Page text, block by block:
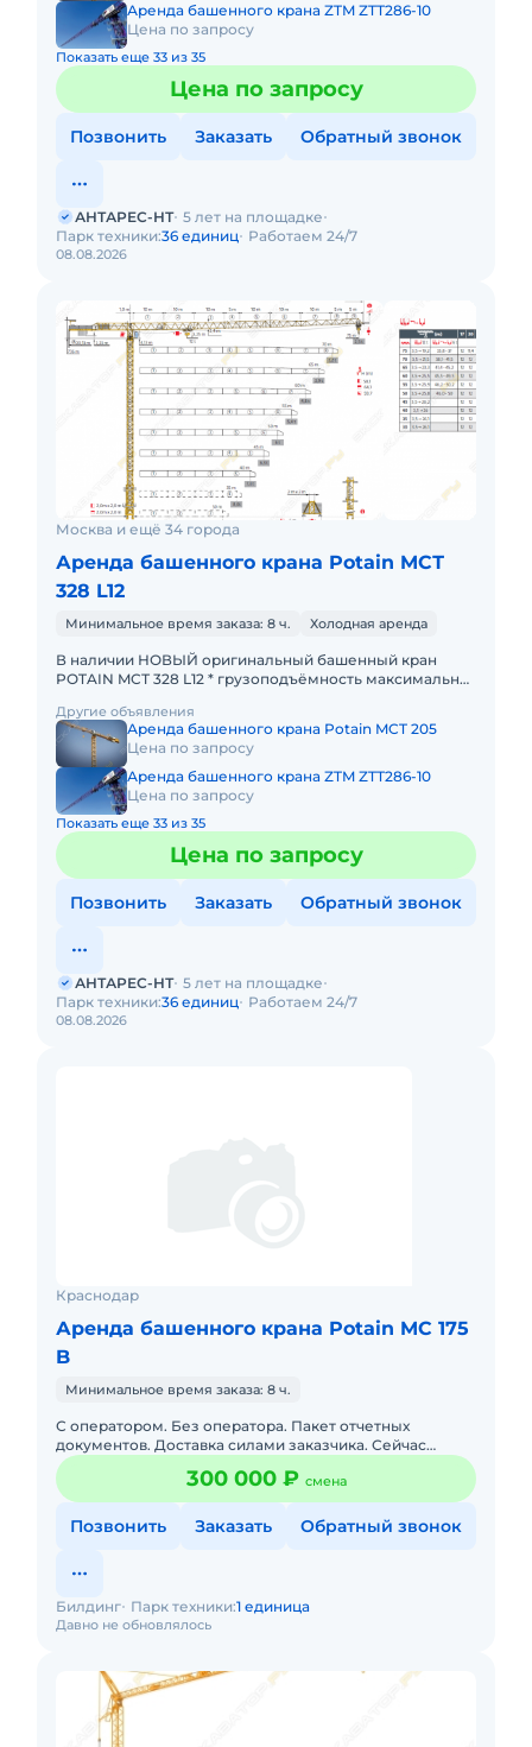
Аренда башенного крана ZTM ZTT286-10
Цена по запросу
Показать еще 33 из 35
Цена по запросу
Позвонить Заказать Обратный звонок
08.08.2026
АНТАРЕС-НТ 5 лет на площадке
Парк техники:36 единиц Работаем 24/7
Москва и ещё 34 города
Аренда башенного крана Potain MCТ
328 L12
Минимальное время заказа: 8 ч. Холодная аренда
В наличии НОВЫЙ оригинальный башенный кран
POTAIN MCТ 328 L12 * грузоподъёмность максимальная
грузоподъ
Другие объявления
Аренда башенного крана Potain MCT 205
Цена по запросу
Аренда башенного крана ZTM ZTT286-10
Цена по запросу
Показать еще 33 из 35
Цена по запросу
Позвонить Заказать Обратный звонок
08.08.2026
АНТАРЕС-НТ 5 лет на площадке
Парк техники:36 единиц Работаем 24/7
Краснодар
Аренда башенного крана Potain MC 175
B
Минимальное время заказа: 8 ч.
С оператором. Без оператора. Пакет отчетных
документов. Доставка силами заказчика. Сейчас
свободна. Техника с малой наработкой.
300 000 ₽ смена
Позвонить Заказать Обратный звонок
Давно не обновлялось
Билдинг Парк техники:1 единица